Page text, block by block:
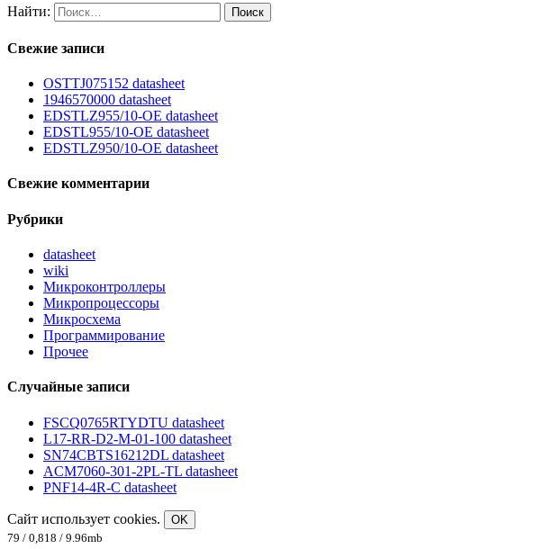
Найти:
Свежие записи
OSTTJ075152 datasheet
1946570000 datasheet
EDSTLZ955/10-OE datasheet
EDSTL955/10-OE datasheet
EDSTLZ950/10-OE datasheet
Свежие комментарии
Рубрики
datasheet
wiki
Микроконтроллеры
Микропроцессоры
Микросхема
Программирование
Прочее
Случайные записи
FSCQ0765RTYDTU datasheet
L17-RR-D2-M-01-100 datasheet
SN74CBTS16212DL datasheet
ACM7060-301-2PL-TL datasheet
PNF14-4R-C datasheet
Сайт использует cookies.
OK
79 / 0,818 / 9.96mb